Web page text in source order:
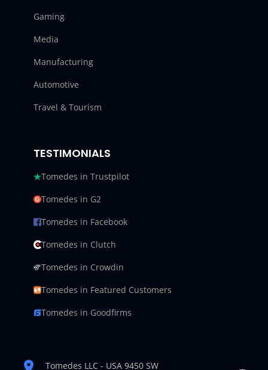
Gaming
Media
Manufacturing
Automotive
Travel & Tourism
TESTIMONIALS
Tomedes in Trustpilot
Tomedes in G2
Tomedes in Facebook
Tomedes in Clutch
Tomedes in Crowdin
Tomedes in Featured Customers
Tomedes in Goodfirms
Tomedes LLC - USA 9450 SW